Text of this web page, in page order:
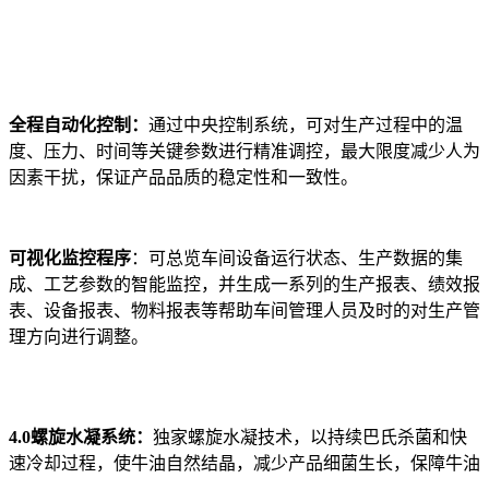
全程自动化控制： 通过中央控制系统，可对生产过程中的温
度、压力、时间等关键参数进行精准调控，最大限度减少人为
因素干扰，保证产品品质的稳定性和一致性。
可视化监控程序：可总览车间设备运行状态、生产数据的集
成、工艺参数的智能监控，并生成一系列的生产报表、绩效报
表、设备报表、物料报表等帮助车间管理人员及时的对生产管
理方向进行调整。
4.0螺旋水凝系统： 独家螺旋水凝技术，以持续 巴氏杀菌和快
速冷却过程，使牛油自然结晶，减少产品细菌生长，保障牛油